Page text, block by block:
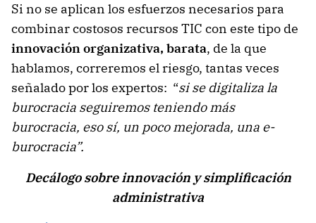
Si no se aplican los esfuerzos necesarios para
combinar costosos recursos TIC con este tipo de
innovación organizativa, barata, de la que
hablamos, correremos el riesgo, tantas veces
señalado por los expertos: “si se digitaliza la
burocracia seguiremos teniendo más
burocracia, eso sí, un poco mejorada, una e-
burocracia”.
Decálogo sobre innovación y simplificación
administrativa